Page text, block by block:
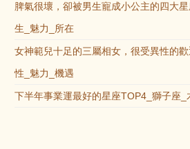
脾氣很壞，卻被男生寵成小公主的四大
生_魅力_所在
女神範兒十足的三屬相女，很受異性的
性_魅力_機遇
下半年事業運最好的星座TOP4_獅子座_